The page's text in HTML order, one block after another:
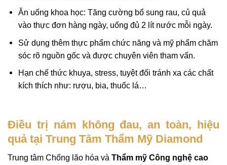
Ăn uống khoa học: Tăng cường bổ sung rau, củ quả
vào thực đơn hàng ngày, uống đủ 2 lít nước mỗi ngày.
Sử dụng thêm thực phẩm chức năng và mỹ phẩm chăm
sóc rõ nguồn gốc và được chuyên viên tham vấn.
Hạn chế thức khuya, stress, tuyệt đối tránh xa các chất
kích thích như: rượu, bia, thuốc lá…
Điều trị nám không đau, an toàn, hiệu
quả tại Trung Tâm Thẩm Mỹ Diamond
Trung tâm Chống lão hóa và Thẩm mỹ Công nghệ cao